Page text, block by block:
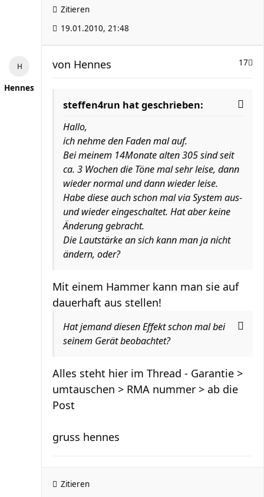
Zitieren
19.01.2010, 21:48
Hennes
17
von Hennes
steffen4run hat geschrieben:
Hallo,
ich nehme den Faden mal auf.
Bei meinem 14Monate alten 305 sind seit
ca. 3 Wochen die Töne mal sehr leise, dann
wieder normal und dann wieder leise.
Habe diese auch schon mal via System aus-
und wieder eingeschaltet. Hat aber keine
Änderung gebracht.
Die Lautstärke an sich kann man ja nicht
ändern, oder?
Mit einem Hammer kann man sie auf
dauerhaft aus stellen!
Hat jemand diesen Effekt schon mal bei
seinem Gerät beobachtet?
Alles steht hier im Thread - Garantie >
umtauschen > RMA nummer > ab die
Post
gruss hennes
Zitieren